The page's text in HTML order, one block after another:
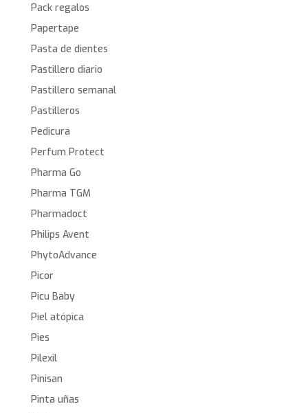
Pack regalos
Papertape
Pasta de dientes
Pastillero diario
Pastillero semanal
Pastilleros
Pedicura
Perfum Protect
Pharma Go
Pharma TGM
Pharmadoct
Philips Avent
PhytoAdvance
Picor
Picu Baby
Piel atópica
Pies
Pilexil
Pinisan
Pinta uñas